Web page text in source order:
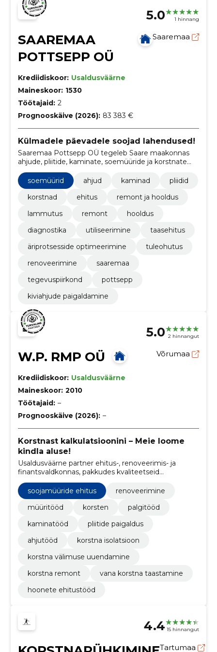
5.0 1 hinnang
SAAREMAA
POTTSEPP OÜ
Saaremaa
Krediidiskoor: Usaldusväärne
Maineskoor: 1530
Töötajaid: 2
Prognooskäive (2026): 83 383 €
Külmadele päevadele soojad lahendused!
Saaremaa Pottsepp OÜ tegeleb Saare maakonnas
ahjude, pliitide, kaminate, soemüüride ja korstnate
ehituse ja remondiga, samuti vanade kütteseadmete
lammutuse ja utiliseerimisega.
soemüürid ahjud kaminad
pliidid
korstnad
ehitus
remont ja hooldus
lammutus
remont
hooldus
diagnostika
utiliseerimine
taasehitus
äriprotsesside optimeerimine
tuleohutus
renoveerimine
saaremaa
tegevuspiirkond
pottsepp
kiviahjude paigaldamine
5.0 2 hinnangut
W.P. RMP OÜ Võrumaa
Krediidiskoor: Usaldusväärne
Maineskoor: 2010
Töötajaid: –
Prognooskäive (2026): –
Korstnast kalkulatsioonini – Meie loome
kindla aluse!
Usaldusväärne partner ehitus-, renoveerimis- ja
finantsvaldkonnas, pakkudes kvaliteetseid
pottsepatöid, müüritöid, korstnate renoveerimist
ning professionaalset raamatupidamisteenust.
soojamüüride ehitus
renoveerimine
müüritööd
korsten
palgitööd
kaminatööd
pliitide paigaldus
ahjutööd
korstna isolatsioon
korstna välimuse uuendamine
korstna remont
vana korstna taastamine
hoonete ehitustööd
4.4 15 hinnangut
Tartumaa